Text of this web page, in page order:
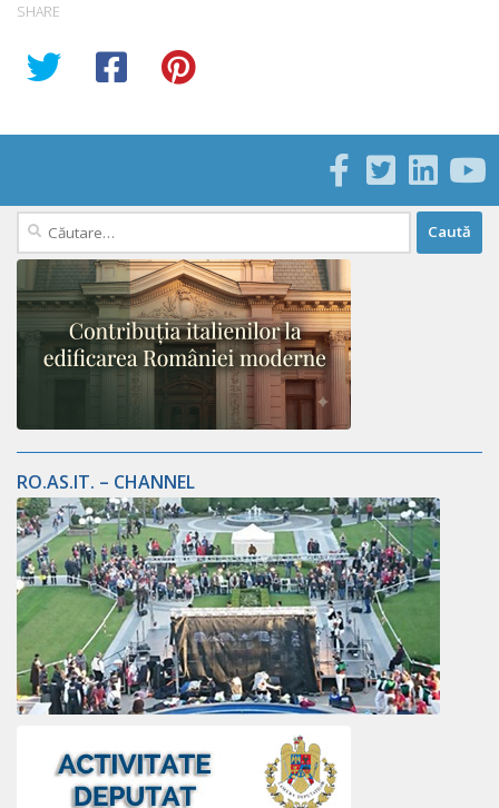
SHARE
Caută
după:
RO.AS.IT. – CHANNEL